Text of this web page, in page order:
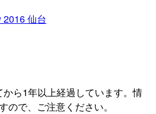
仙台
ら1年以上経過しています。情
ので、ご注意ください。